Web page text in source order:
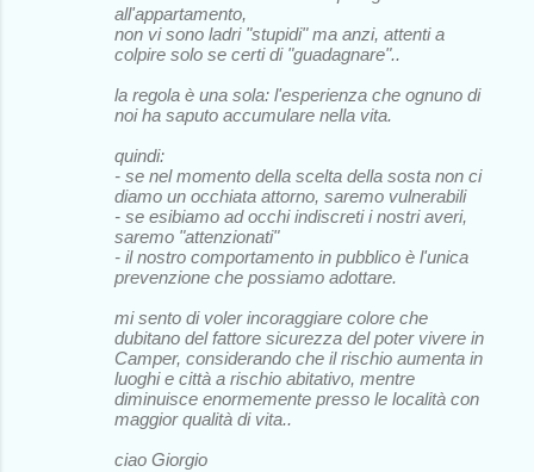
all'appartamento,
non vi sono ladri "stupidi" ma anzi, attenti a
colpire solo se certi di "guadagnare"..
la regola è una sola: l'esperienza che ognuno di
noi ha saputo accumulare nella vita.
quindi:
- se nel momento della scelta della sosta non ci
diamo un occhiata attorno, saremo vulnerabili
- se esibiamo ad occhi indiscreti i nostri averi,
saremo "attenzionati"
- il nostro comportamento in pubblico è l'unica
prevenzione che possiamo adottare.
mi sento di voler incoraggiare colore che
dubitano del fattore sicurezza del poter vivere in
Camper, considerando che il rischio aumenta in
luoghi e città a rischio abitativo, mentre
diminuisce enormemente presso le località con
maggior qualità di vita..
ciao Giorgio